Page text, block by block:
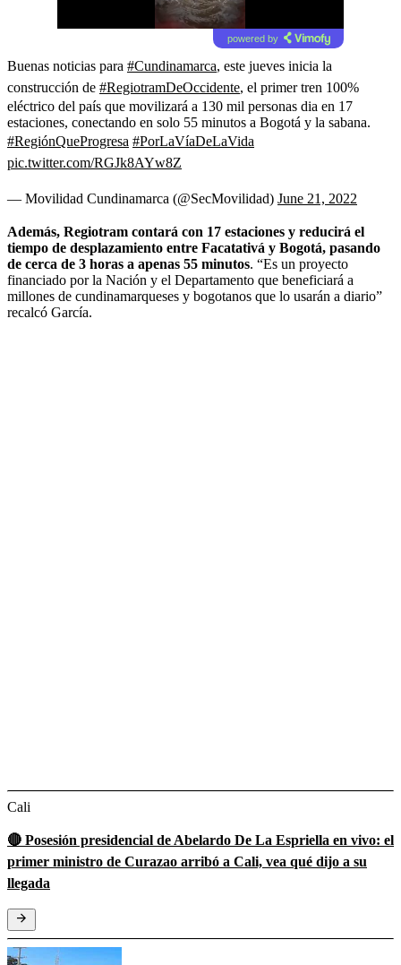
powered by
Buenas noticias para #Cundinamarca, este jueves inicia la
construcción de #RegiotramDeOccidente, el primer tren 100%
eléctrico del país que movilizará a 130 mil personas dia en 17
estaciones, conectando en solo 55 minutos a Bogotá y la sabana.
#RegiónQueProgresa #PorLaVíaDeLaVida
pic.twitter.com/RGJk8AYw8Z
— Movilidad Cundinamarca (@SecMovilidad) June 21, 2022
Además, Regiotram contará con 17 estaciones y reducirá el
tiempo de desplazamiento entre Facatativá y Bogotá, pasando
de cerca de 3 horas a apenas 55 minutos. “Es un proyecto
financiado por la Nación y el Departamento que beneficiará a
millones de cundinamarqueses y bogotanos que lo usarán a diario”
recalcó García.
Cali
🔴 Posesión presidencial de Abelardo De La Espriella en vivo: el
primer ministro de Curazao arribó a Cali, vea qué dijo a su
llegada